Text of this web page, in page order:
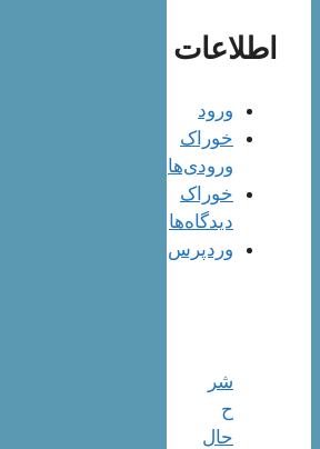
اطلاعات
ورود
خوراک
ورودی‌ها
خوراک
دیدگاه‌ها
وردپرس
شر
ح
حال